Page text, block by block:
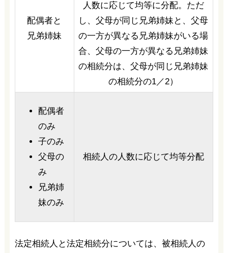
配偶者と
兄弟姉妹
人数に応じて均等に分配。ただ
し、父母が同じ兄弟姉妹と、父母
の一方が異なる兄弟姉妹がいる場
合、父母の一方が異なる兄弟姉妹
の相続分は、父母が同じ兄弟姉妹
の相続分の1／2）
配偶者
のみ
子のみ
父母の
み
兄弟姉
妹のみ
相続人の人数に応じて均等分配
法定相続人と法定相続分については、被相続人の